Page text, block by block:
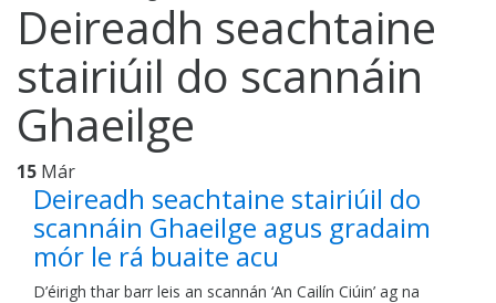
Deireadh seachtaine
stairiúil do scannáin
Ghaeilge
15 Már
Deireadh seachtaine stairiúil do
scannáin Ghaeilge agus gradaim
mór le rá buaite acu
D’éirigh thar barr leis an scannán ‘An Cailín Ciúin’ ag na